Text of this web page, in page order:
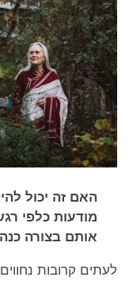
האם זה יכול
מודעות כלפי
אותם בצורה
לעתים קרובות